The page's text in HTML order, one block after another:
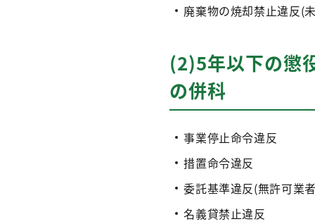
廃棄物の焼却禁止違反(
(2)5年以下の懲
の併科
事業停止命令違反
措置命令違反
委託基準違反(無許可業
名義貸禁止違反